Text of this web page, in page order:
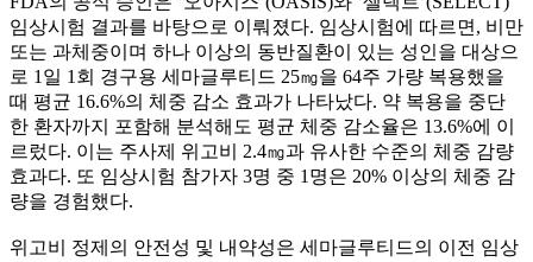
임상시험 결과를 바탕으로 이뤄졌다. 임상시험에 따르면, 비만
또는 과체중이며 하나 이상의 동반질환이 있는 성인을 대상으
로 1일 1회 경구용 세마글루티드 25㎎을 64주 가량 복용했을
때 평균 16.6%의 체중 감소 효과가 나타났다. 약 복용을 중단
한 환자까지 포함해 분석해도 평균 체중 감소율은 13.6%에 이
르렀다. 이는 주사제 위고비 2.4㎎과 유사한 수준의 체중 감량
효과다. 또 임상시험 참가자 3명 중 1명은 20% 이상의 체중 감
량을 경험했다.
위고비 정제의 안전성 및 내약성은 세마글루티드의 이전 임상